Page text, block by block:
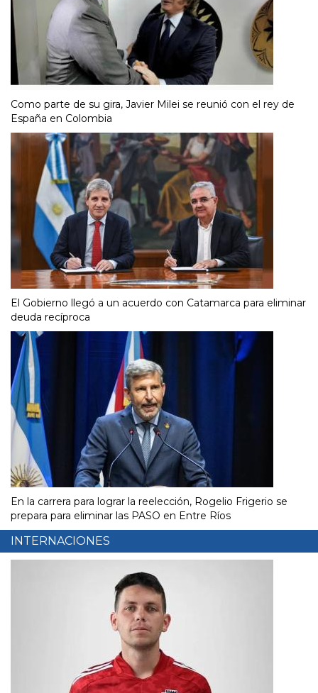
Como parte de su gira, Javier Milei se reunió con el rey de
España en Colombia
El Gobierno llegó a un acuerdo con Catamarca para eliminar
deuda recíproca
En la carrera para lograr la reelección, Rogelio Frigerio se
prepara para eliminar las PASO en Entre Ríos
INTERNACIONES